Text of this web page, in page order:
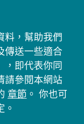
，幫助我們
傳送一些適合
，即代表你同
請參閱本網站
章節 。 你也可